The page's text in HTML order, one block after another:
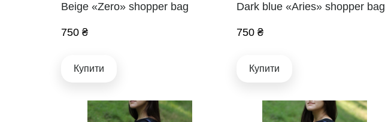
Beige «Zero» shopper bag
750 ₴
Купити
Dark blue «Aries» shopper bag
750 ₴
Купити